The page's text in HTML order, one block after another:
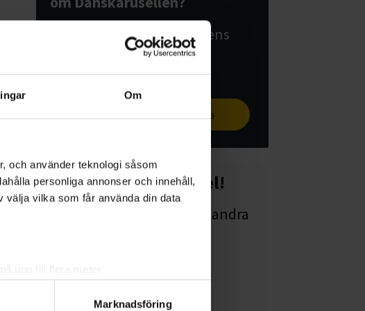
Om
och använder teknologi såsom
personliga annonser och innehåll,
välja vilka som får använda din data
upp till flera meter
Marknadsföring
Surfa in på Danskarusellens
Danskarusellens webbsida
Starta en studiecirkel!
Lär dig tillsammans med andra
Studiefrämjandet.